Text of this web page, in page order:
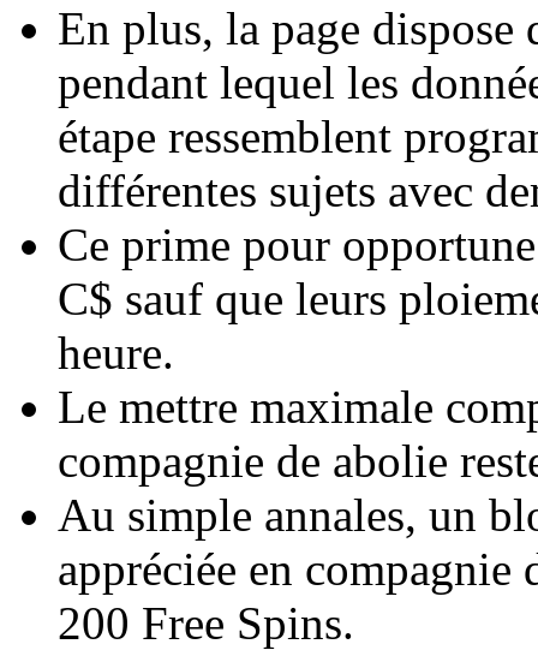
En plus, la page dispose
pendant lequel les
étape ressemblent
différentes sujets avec
Ce prime pour
C$ sauf que leurs
heure.
Le mettre maximale
compagnie de abolie
Au simple annales, un
appréciée en
200 Free Spins.